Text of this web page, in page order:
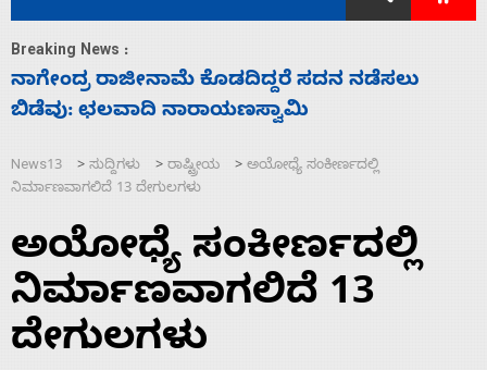
Breaking News :
ಸಚಿವ ಸಂಪುಟ ವಿಸ್ತರಣೆ ಮಾಡಿದ್ದು ಹಣಬಲ ಮತ್ತು
ಹೈಕಮಾಂಡ್ ರಾಜಕಾರಣಕ್ಕೆ: ವಿಜಯೇಂದ್ರ
News13 > ಸುದ್ದಿಗಳು > ರಾಷ್ಟ್ರೀಯ > ಅಯೋಧ್ಯೆ ಸಂಕೀರ್ಣದಲ್ಲಿ
ನಿರ್ಮಾಣವಾಗಲಿದೆ 13 ದೇಗುಲಗಳು
ಅಯೋಧ್ಯೆ ಸಂಕೀರ್ಣದಲ್ಲಿ
ನಿರ್ಮಾಣವಾಗಲಿದೆ 13
ದೇಗುಲಗಳು